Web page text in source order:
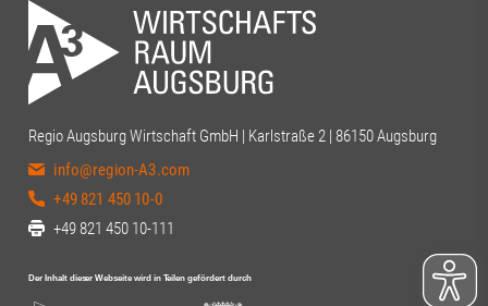
Regio Augsburg Wirtschaft GmbH | Karlstraße 2 | 86150 Augsburg
info@region-A3.com
+49 821 450 10-0
+49 821 450 10-111